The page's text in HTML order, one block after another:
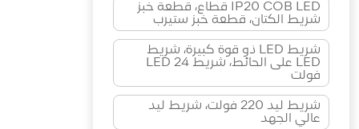
IP20 COB LED قطاع، قطعة خبز
شريط الكتان، قطعة خبز ستيرب
شريط LED ذو قوة كبيرة، شريط
LED على الحائط، شريط LED 24
فولت
شريط ليد 220 فولت، شريط ليد
عالي الجهد